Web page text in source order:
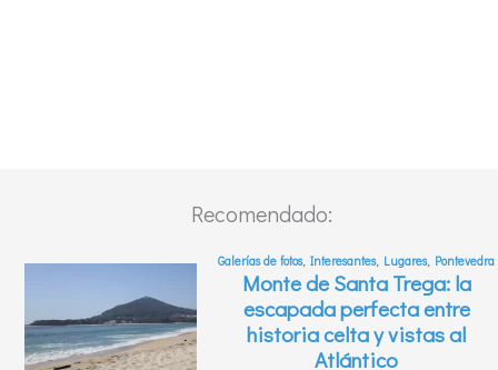
Recomendado: